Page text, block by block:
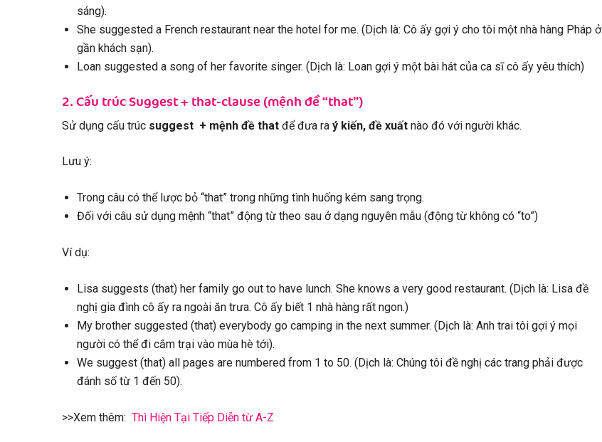
sáng).
She suggested a French restaurant near the hotel for me. (Dịch là: Cô ấy gợi ý cho tôi một nhà hàng Pháp ở
gần khách sạn).
Loan suggested a song of her favorite singer. (Dịch là: Loan gợi ý một bài hát của ca sĩ cô ấy yêu thích)
2. Cấu trúc Suggest + that-clause (mệnh đề “that”)
Sử dụng cấu trúc suggest + mệnh đề that để đưa ra ý kiến, đề xuất nào đó với người khác.
Lưu ý:
Trong câu có thể lược bỏ “that” trong những tình huống kém sang trọng.
Đối với câu sử dụng mệnh “that” động từ theo sau ở dạng nguyên mẫu (động từ không có “to”)
Ví dụ:
Lisa suggests (that) her family go out to have lunch. She knows a very good restaurant. (Dịch là: Lisa đề
nghị gia đình cô ấy ra ngoài ăn trưa. Cô ấy biết 1 nhà hàng rất ngon.)
My brother suggested (that) everybody go camping in the next summer. (Dịch là: Anh trai tôi gợi ý mọi
người có thể đi cắm trại vào mùa hè tới).
We suggest (that) all pages are numbered from 1 to 50. (Dịch là: Chúng tôi đề nghị các trang phải được
đánh số từ 1 đến 50).
>>Xem thêm: Thì Hiện Tại Tiếp Diễn từ A-Z